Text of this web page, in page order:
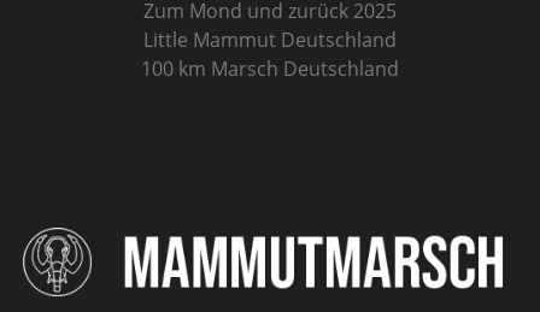
Zum Mond und zurück 2025
Little Mammut Deutschland
100 km Marsch Deutschland